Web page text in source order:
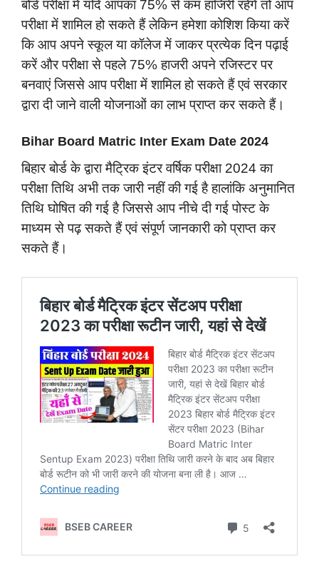
बोर्ड परीक्षा में यदि आपका 75% से कम हाजिरी रहेंगे तो आप
परीक्षा में शामिल हो सकते हैं लेकिन हमेशा कोशिश किया करें
कि आप अपने स्कूल या कॉलेज में जाकर प्रत्येक दिन पढ़ाई
करें और परीक्षा से पहले 75% हाजरी अपने रजिस्टर पर
बनवाएं जिससे आप परीक्षा में शामिल हो सकते हैं एवं सरकार
द्वारा दी जाने वाली योजनाओं का लाभ प्राप्त कर सकते हैं।
Bihar Board Matric Inter Exam Date 2024
बिहार बोर्ड के द्वारा मैट्रिक इंटर वर्षिक परीक्षा 2024 का
परीक्षा तिथि अभी तक जारी नहीं की गई है हालांकि अनुमानित
तिथि घोषित की गई है जिससे आप नीचे दी गई पोस्ट के
माध्यम से पढ़ सकते हैं एवं संपूर्ण जानकारी को प्राप्त कर
सकते हैं।